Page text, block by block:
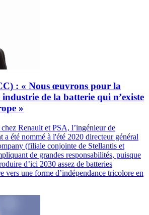
: « Nous œuvrons pour la
de la batterie qui n’existe
»
Renault et PSA, l’ingénieur de
a été nommé à l'été 2020 directeur général
(filiale conjointe de Stellantis et
de grandes responsabilités, puisque
d’ici 2030 assez de batteries
vers une forme d’indépendance tricolore en